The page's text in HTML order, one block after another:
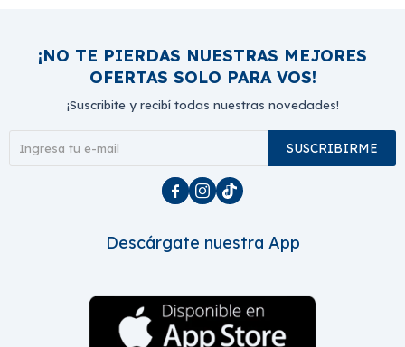
¡NO TE PIERDAS NUESTRAS MEJORES
OFERTAS SOLO PARA VOS!
¡Suscribite y recibí todas nuestras novedades!
SUSCRIBIRME
  
Descárgate nuestra App